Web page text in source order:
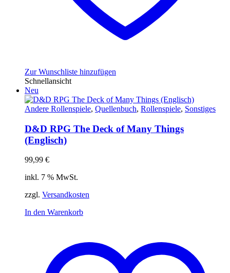
Zur Wunschliste hinzufügen
Schnellansicht
Neu
Andere Rollenspiele, Quellenbuch, Rollenspiele, Sonstiges
D&D RPG The Deck of Many Things
(Englisch)
99,99 €
inkl. 7 % MwSt.
zzgl. Versandkosten
In den Warenkorb